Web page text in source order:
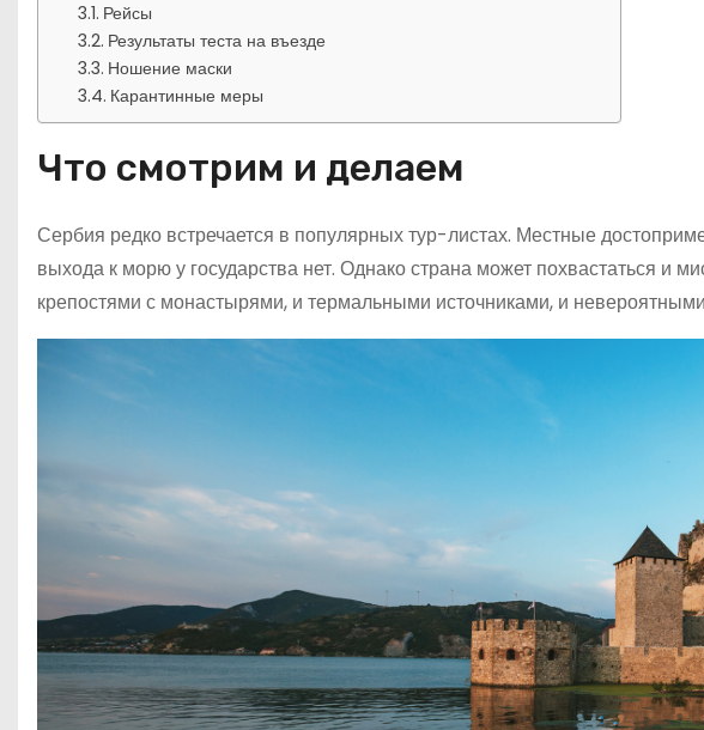
Рейсы
Результаты теста на въезде
Ношение маски
Карантинные меры
Что смотрим и делаем
Сербия редко встречается в популярных тур-листах. Местные
выхода к морю у государства нет. Однако страна может похвастаться и
крепостями с монастырями, и термальными источниками, и